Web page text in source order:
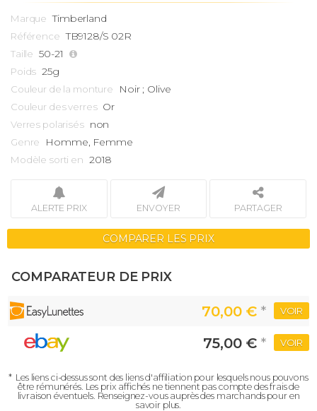
Marque Timberland
Référence TB9128/S 02R
Taille 50-21
Poids 25g
Couleur de la monture Noir ; Olive
Couleur des verres Or
Verres polarisés non
Genre Homme, Femme
Modèle sorti en 2018
ALERTE PRIX ENVOYER PARTAGER
COMPARER LES PRIX
COMPARATEUR DE PRIX
70,00 € * VOIR
75,00 € * VOIR
* Les liens ci-dessus sont des liens d'affiliation pour lesquels nous pouvons
être rémunérés. Les prix affichés ne tiennent pas compte des frais de
livraison éventuels. Renseignez-vous auprès des marchands pour en
savoir plus.